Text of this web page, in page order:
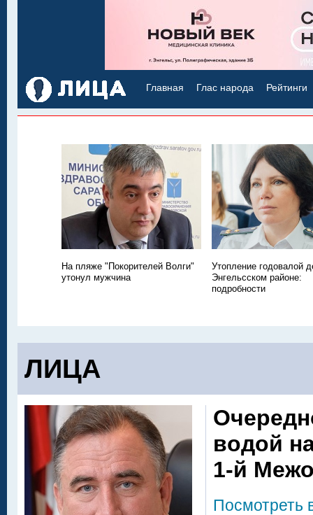
Главная Глас народа Рейтинги
На пляже "Покорителей Волги"
утонул мужчина
Утопление годовалой
Энгельсском районе:
подробности
ЛИЦА
водой
1-й
Посмотреть